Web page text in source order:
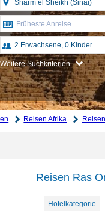
Früheste Anreise
Weitere Suchkriterien
Reisen Afrika
Reisen Ras
Hotelkategorie